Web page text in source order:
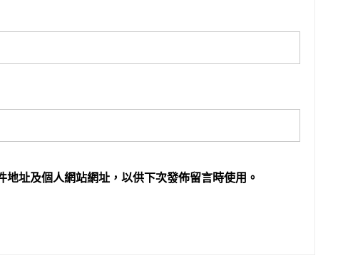
地址及個人網站網址，以供下次發佈留言時使用。